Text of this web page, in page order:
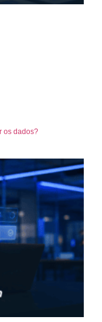
os dados?